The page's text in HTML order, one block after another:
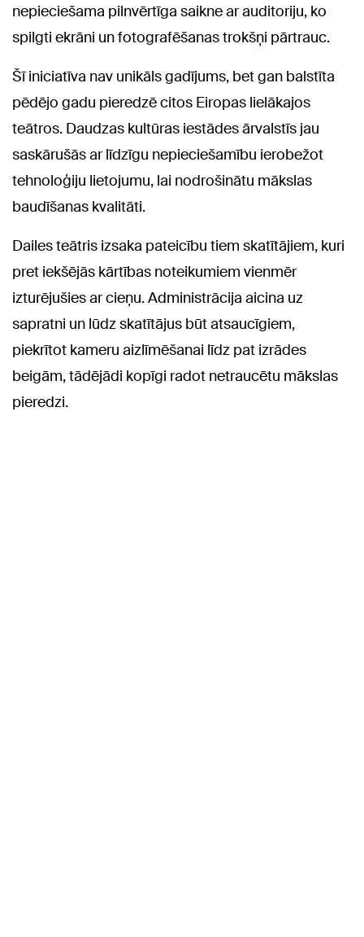
nepieciešama pilnvērtīga saikne ar auditoriju, ko
spilgti ekrāni un fotografēšanas trokšņi pārtrauc.
Šī iniciatīva nav unikāls gadījums, bet gan balstīta
pēdējo gadu pieredzē citos Eiropas lielākajos
teātros. Daudzas kultūras iestādes ārvalstīs jau
saskārušās ar līdzīgu nepieciešamību ierobežot
tehnoloģiju lietojumu, lai nodrošinātu mākslas
baudīšanas kvalitāti.
Dailes teātris izsaka pateicību tiem skatītājiem, kuri
pret iekšējās kārtības noteikumiem vienmēr
izturējušies ar cieņu. Administrācija aicina uz
sapratni un lūdz skatītājus būt atsaucīgiem,
piekrītot kameru aizlīmēšanai līdz pat izrādes
beigām, tādējādi kopīgi radot netraucētu mākslas
pieredzi.